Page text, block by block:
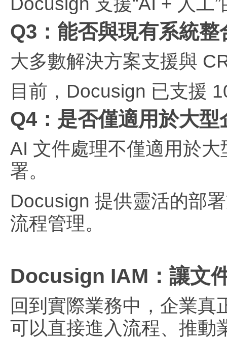
Q3：能否與現有系統整
大多數解決方案支援與
目前，Docusign 已支援
Q4：是否僅適用於大型
AI 文件處理不僅適用於
署。
Docusign 提供靈活的部
流程管理。
Docusign IAM：讓文
回到實際業務中，企業真
可以直接進入流程、推動